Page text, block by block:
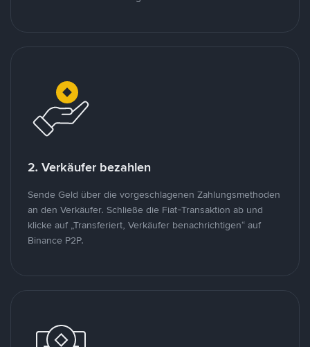
2. Verkäufer bezahlen
Sende Geld über die vorgeschlagenen Zahlungsmethoden
an den Verkäufer. Schließe die Fiat-Transaktion ab und
klicke auf „Transferiert, Verkäufer benachrichtigen“ auf
Binance P2P.